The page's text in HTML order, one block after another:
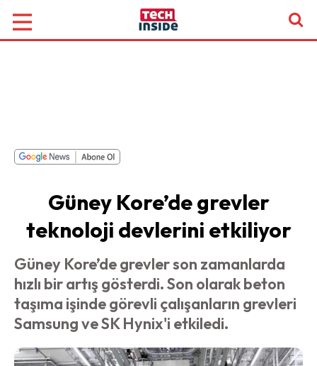
Güney Kore’de grevler
teknoloji devlerini etkiliyor
Güney Kore’de grevler son zamanlarda
hızlı bir artış gösterdi. Son olarak beton
taşıma işinde görevli çalışanların grevleri
Samsung ve SK Hynix'i etkiledi.